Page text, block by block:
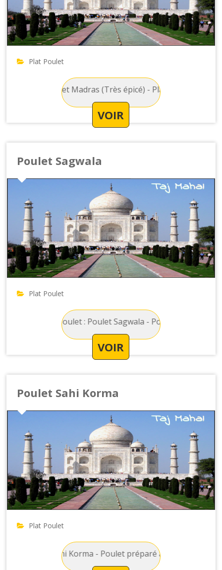
Plat Poulet
: Poulet Madras (Très épicé) - Plat originaire du sud de
VOIR
Poulet Sagwala
Plat Poulet
Principal Poulet : Poulet Sagwala - Poulet au curry avec
VOIR
Poulet Sahi Korma
Plat Poulet
Sahi Korma - Poulet préparé avec des amandes, des